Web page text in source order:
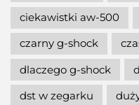
ciekawistki aw-500
czarny g-shock
dlaczego g-shock
dst w zegarku